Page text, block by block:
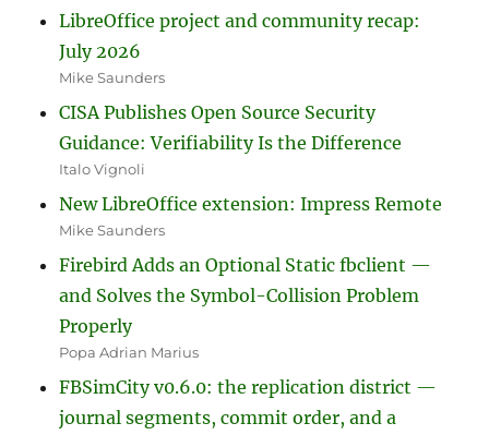
LibreOffice project and community recap:
July 2026
Mike Saunders
CISA Publishes Open Source Security
Guidance: Verifiability Is the Difference
Italo Vignoli
New LibreOffice extension: Impress Remote
Mike Saunders
Firebird Adds an Optional Static fbclient —
and Solves the Symbol-Collision Problem
Properly
Popa Adrian Marius
FBSimCity v0.6.0: the replication district —
journal segments, commit order, and a